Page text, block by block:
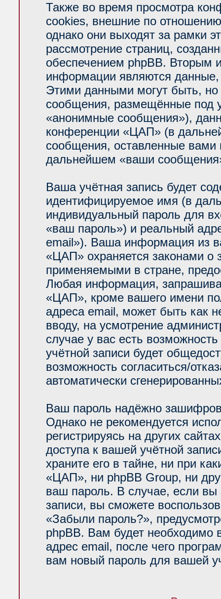
Также во время просмотра
cookies, внешние по
однако они выходят за рамки
рассмотрение страниц,
обеспечением phpBB. Вторым
информации являются
Этими данными могут быть,
сообщения, размещённые под
«анонимные сообщения»),
конференции «ЦАП» (в
сообщения, оставленные вами
дальнейшем «ваши
Ваша учётная запись будет
идентифицируемое имя (в
индивидуальный пароль для
«ваш пароль») и реальный
email»). Ваша информация из
«ЦАП» охраняется законами
применяемыми в стране,
Любая информация,
«ЦАП», кроме вашего имени
адреса email, может быть как
вводу, на усмотрение
случае у вас есть
учётной записи будет
возможность согласиться/
автоматически
Ваш пароль надёжно
Однако не рекомендуется
регистрируясь на других
доступа к вашей учётной
храните его в тайне, ни при
«ЦАП», ни phpBB Group, ни
ваш пароль. В случае, если вы
записи, вы сможете
«Забыли пароль?»,
phpBB. Вам будет необходимо
адрес email, после чего
вам новый пароль для вашей